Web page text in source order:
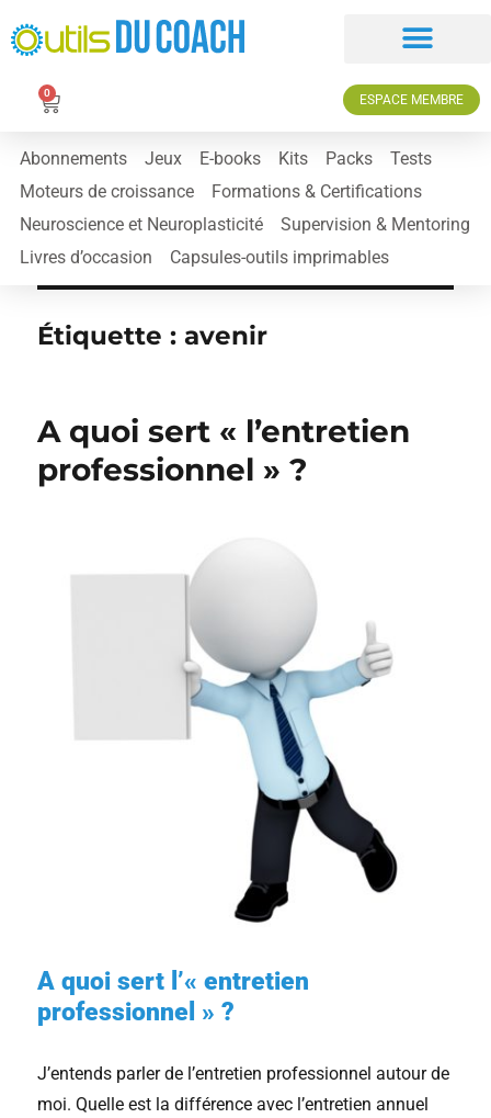
0 ESPACE MEMBRE
Abonnements Jeux E-books Kits Packs
Tests
Moteurs de croissance
Formations & Certifications
Neuroscience et Neuroplasticité
Supervision & Mentoring
Livres d’occasion
Capsules-outils imprimables
Étiquette :avenir
A quoi sert « l’entretien
professionnel » ?
A quoi sert l’« entretien
professionnel » ?
J’entends parler de l’entretien professionnel autour de
moi. Quelle est la différence avec l’entretien annuel